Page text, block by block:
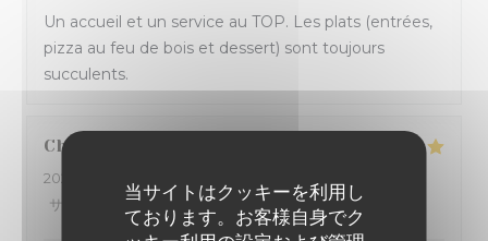
当サイトはクッキーを利用し
ております。お客様自身でク
Un accueil et un service au TOP. Les plats (entrées,
pizza au feu de bois et dessert) sont toujours
succulents.
Charlène
2024-03-13
サービス
4/5 雰囲気 4/5 メニュー 5/5 品質-価格